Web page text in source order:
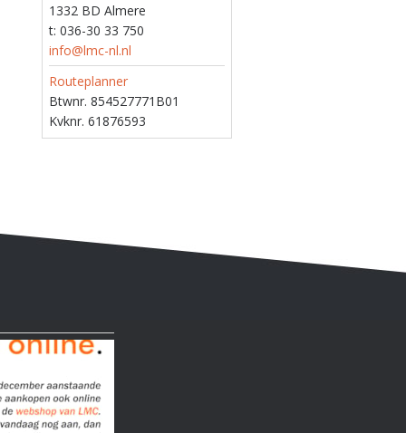
1332 BD Almere
t: 036-30 33 750
info@lmc-nl.nl
Routeplanner
Btwnr. 854527771B01
Kvknr. 61876593